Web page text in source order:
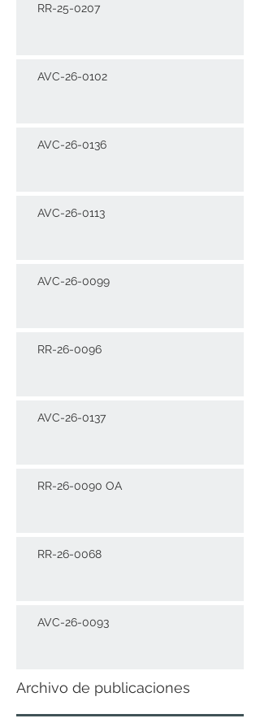
RR-25-0207
AVC-26-0102
AVC-26-0136
AVC-26-0113
AVC-26-0099
RR-26-0096
AVC-26-0137
RR-26-0090 OA
RR-26-0068
AVC-26-0093
Archivo de publicaciones